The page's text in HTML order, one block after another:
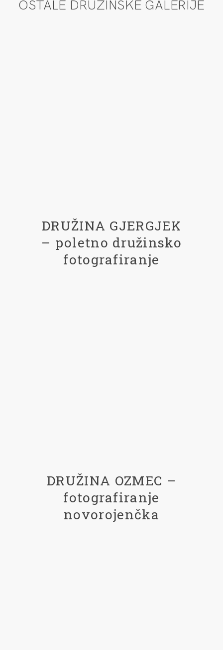
OSTALE DRUŽINSKE GALERIJE
DRUŽINA GJERGJEK
– poletno družinsko
fotografiranje
DRUŽINA OZMEC –
fotografiranje
novorojenčka